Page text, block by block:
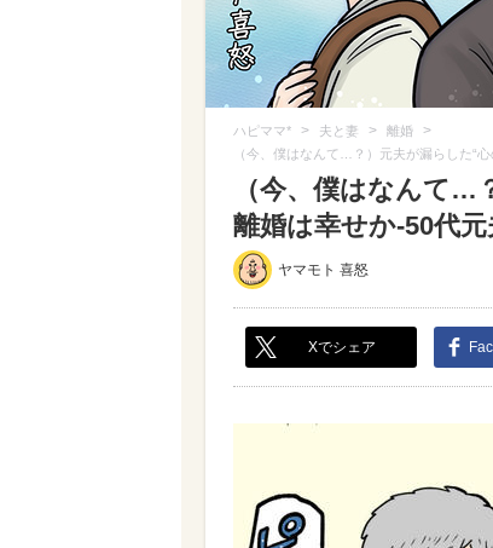
ハピママ* > 夫と妻 > 離婚 >
（今、僕はなんて…？）元夫が漏らした“
（今、僕はなんて…
離婚は幸せか-50代元
ヤマモト 喜怒
Xでシェア